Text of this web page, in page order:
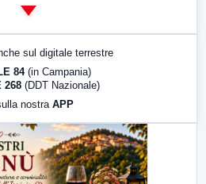
LabNews (replica)
sul digitale terrestre
84 (in Campania)
268 (DDT Nazionale)
nostra APP